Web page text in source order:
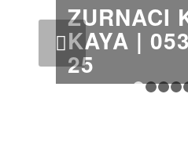
Sonraki
ZURNACI
KAYA |
25